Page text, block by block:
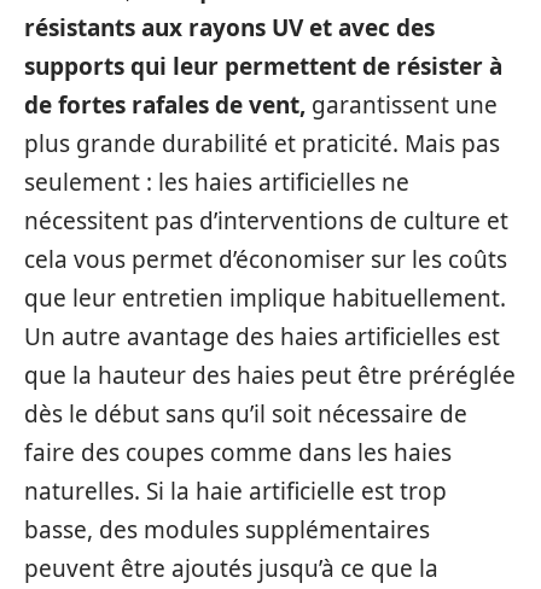
résistants aux rayons UV et avec des
supports qui leur permettent de résister à
de fortes rafales de vent, garantissent une
plus grande durabilité et praticité. Mais pas
seulement : les haies artificielles ne
nécessitent pas d’interventions de culture et
cela vous permet d’économiser sur les coûts
que leur entretien implique habituellement.
Un autre avantage des haies artificielles est
que la hauteur des haies peut être préréglée
dès le début sans qu’il soit nécessaire de
faire des coupes comme dans les haies
naturelles. Si la haie artificielle est trop
basse, des modules supplémentaires
peuvent être ajoutés jusqu’à ce que la